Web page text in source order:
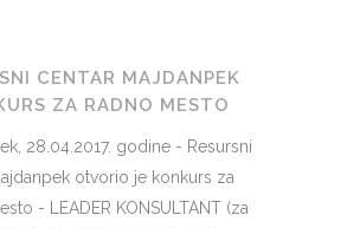
CENTAR MAJDANPEK
ZA RADNO MESTO
28.04.2017. godine - Resursni
otvorio je konkurs za
- LEADER KONSULTANT (za